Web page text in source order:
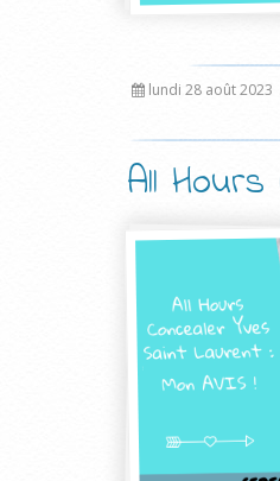
lundi 28 août 2023
All